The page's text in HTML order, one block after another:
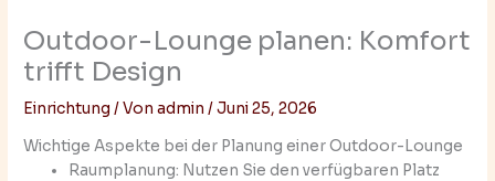
Outdoor-Lounge planen: Komfort
trifft Design
Einrichtung / Vonadmin/Juni 25, 2026
Wichtige Aspekte bei der Planung einer Outdoor-Lounge
Raumplanung: Nutzen Sie den verfügbaren Platz